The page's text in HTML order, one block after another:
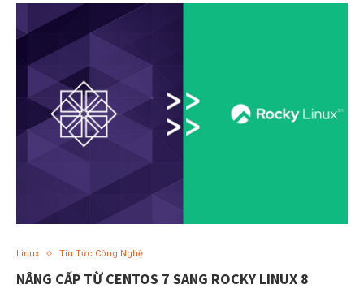
Linux Tin Tức Công Nghệ
NÂNG CẤP TỪ CENTOS 7 SANG ROCKY LINUX 8